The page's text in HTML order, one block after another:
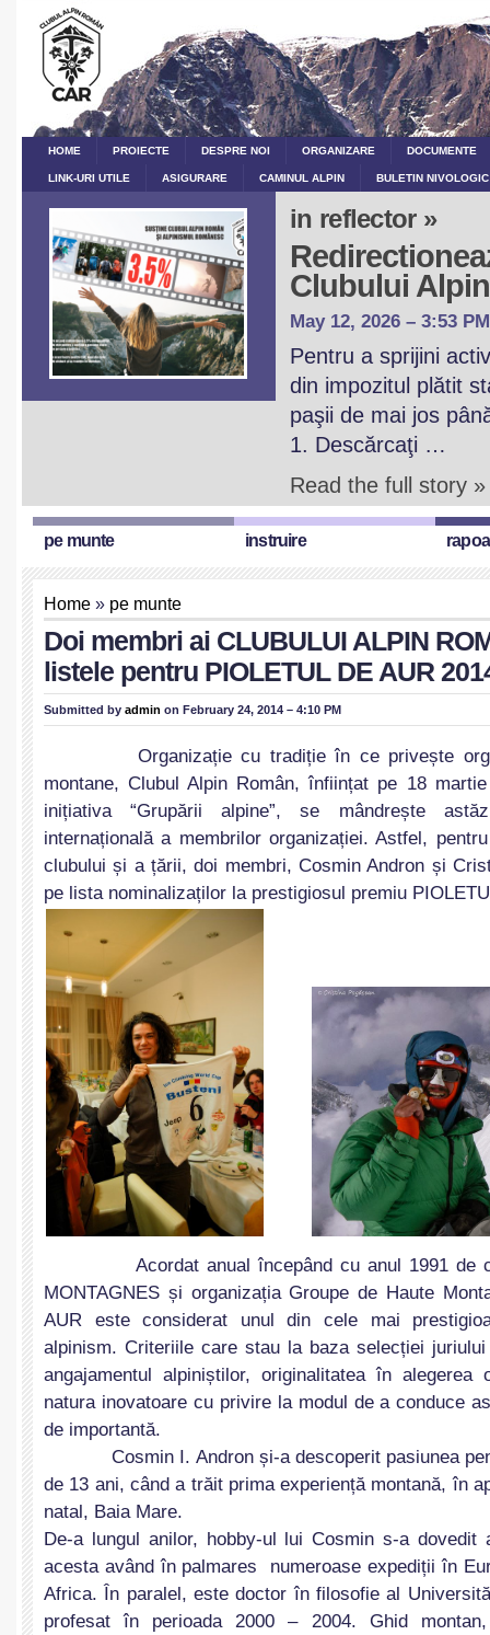
HOME PROIECTE DESPRE NOI ORGANIZARE DOCUMENTE
LINK-URI UTILE ASIGURARE CAMINUL ALPIN BULETIN
in reflector »
Clubului
May 12, 2026 – 3:53 PM
Pentru a sprijini
din impozitul plătit
paşii de mai jos
1. Descărcaţi …
Read the full story »
pe munte instruire
Home » pe munte
Doi membri ai CLUBULUI ALPIN
listele pentru PIOLETUL DE AUR
Submitted by admin on February 24, 2014 – 4:10 PM
Organizație cu tradiție în ce privește
montane, Clubul Alpin Român, înființat pe 18
inițiativa “Grupării alpine”, se mândrește
internațională a membrilor organizației. Astfel,
clubului și a țării, doi membri, Cosmin Andron și
pe lista nominalizaților la prestigiosul premiu
Acordat anual începând cu anul 1991 de
MONTAGNES și organizația Groupe de Haute
AUR este considerat unul din cele mai
alpinism. Criteriile care stau la baza selecției
angajamentul alpiniștilor, originalitatea în alegerea
natura inovatoare cu privire la modul de a conduce
de importantă.
Cosmin I. Andron și-a descoperit pasiunea
de 13 ani, când a trăit prima experiență montană, în
natal, Baia Mare.
De-a lungul anilor, hobby-ul lui Cosmin s-a
acesta având în palmares numeroase expediții în
Africa. În paralel, este doctor în filosofie al
profesat în perioada 2000 – 2004. Ghid